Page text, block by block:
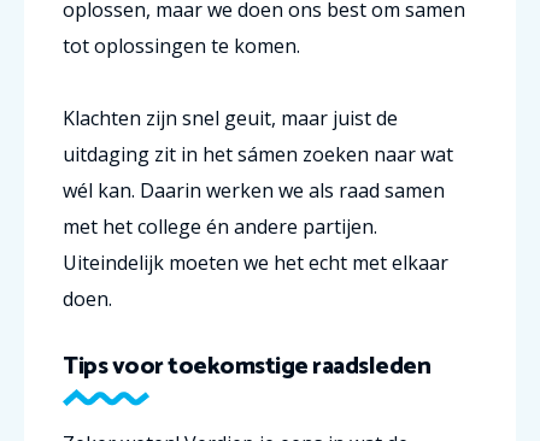
oplossen, maar we doen ons best om samen
tot oplossingen te komen.
Klachten zijn snel geuit, maar juist de
uitdaging zit in het sámen zoeken naar wat
wél kan. Daarin werken we als raad samen
met het college én andere partijen.
Uiteindelijk moeten we het echt met elkaar
doen.
Tips voor toekomstige raadsleden